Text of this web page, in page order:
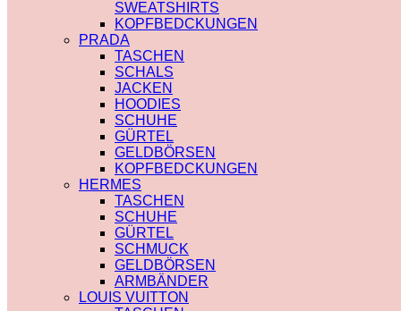
DIOR
LOUIS VUITTON
STRUMPFHOSEN
GUCCI
KOSMETIKTASCHEN
GUCCI
LOUIS VUITTON
SAINT LAURENT
MONCLER
HOODIES UND
SWEATSHIRTS
AMI PARIS
BURBERRY
FENDI
GUCCI
LOUIS VUITTON
MIU MIU
PRADA
SAINT LAURENT
SWEATSHIRTS
KOPFBEDCKUNGEN
PRADA
TASCHEN
SCHALS
JACKEN
HOODIES
SCHUHE
GÜRTEL
GELDBÖRSEN
KOPFBEDCKUNGEN
HERMES
TASCHEN
SCHUHE
GÜRTEL
SCHMUCK
GELDBÖRSEN
ARMBÄNDER
LOUIS VUITTON